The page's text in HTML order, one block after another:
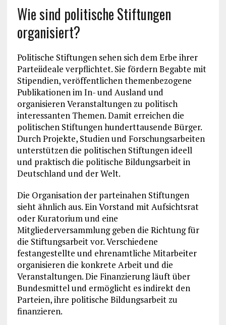
Wie sind politische Stiftungen
organisiert?
Politische Stiftungen sehen sich dem Erbe ihrer
Parteiideale verpflichtet. Sie fördern Begabte mit
Stipendien, veröffentlichen themenbezogene
Publikationen im In- und Ausland und
organisieren Veranstaltungen zu politisch
interessanten Themen. Damit erreichen die
politischen Stiftungen hunderttausende Bürger.
Durch Projekte, Studien und Forschungsarbeiten
unterstützen die politischen Stiftungen ideell
und praktisch die politische Bildungsarbeit in
Deutschland und der Welt.
Die Organisation der parteinahen Stiftungen
sieht ähnlich aus. Ein Vorstand mit Aufsichtsrat
oder Kuratorium und eine
Mitgliederversammlung geben die Richtung für
die Stiftungsarbeit vor. Verschiedene
festangestellte und ehrenamtliche Mitarbeiter
organisieren die konkrete Arbeit und die
Veranstaltungen. Die Finanzierung läuft über
Bundesmittel und ermöglicht es indirekt den
Parteien, ihre politische Bildungsarbeit zu
finanzieren.